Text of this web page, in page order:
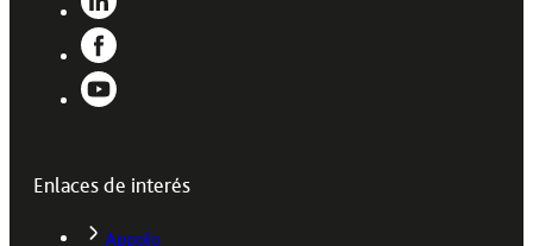
Enlaces de interés
Appolo